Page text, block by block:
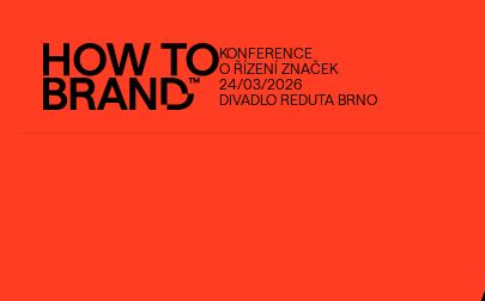
KONFERENCE
O ŘÍZENÍ ZNAČEK
24/03/2026
DIVADLO REDUTA BRNO